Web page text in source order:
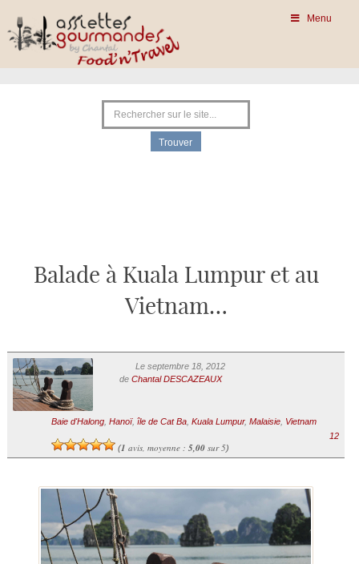
Menu
Balade à Kuala Lumpur et au
Vietnam…
Le septembre 18, 2012
de Chantal DESCAZEAUX
Baie d'Halong, Hanoï, île de Cat Ba, Kuala Lumpur, Malaisie, Vietnam
(1 avis, moyenne : 5,00sur 5)
12